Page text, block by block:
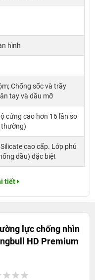
hình
Chống sốc và trầy
tay và dầu mỡ
cứng cao hơn 16 lần so
thường)
cao cấp. Lớp phủ
dầu) đặc biệt
tiết
lực chống nhìn
HD Premium